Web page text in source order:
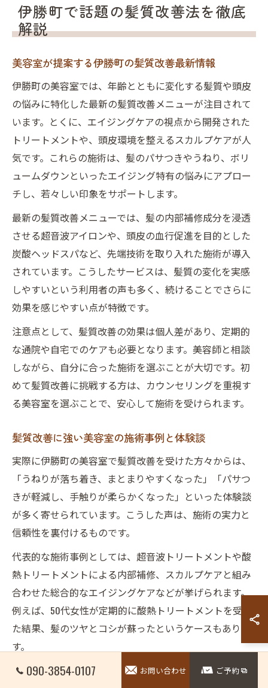
伊勝町で話題の髪質改善法を徹底
解説
美容室が提案する伊勝町の髪質改善最新情報
伊勝町の美容室では、年齢とともに変化する髪質や頭皮
の悩みに特化した最新の髪質改善メニューが注目されて
います。とくに、エイジングケアの視点から開発された
トリートメントや、頭皮環境を整えるスカルプケアが人
気です。これらの施術は、髪のパサつきやうねり、ボリ
ュームダウンといったエイジング特有の悩みにアプロー
チし、若々しい印象をサポートします。
最新の髪質改善メニューでは、髪の内部補修成分を浸透
させる超音波アイロンや、頭皮の血行促進を目的とした
炭酸ヘッドスパなど、先端技術を取り入れた施術が導入
されています。こうしたサービスは、髪質の変化を実感
しやすいという利用者の声も多く、続けることでさらに
効果を感じやすい点が特徴です。
注意点として、髪質改善の効果は個人差があり、定期的
な通院や自宅でのケアも必要となります。美容師と相談
しながら、自分に合った施術を選ぶことが大切です。初
めて髪質改善に挑戦する方は、カウンセリングを重視す
る美容室を選ぶことで、安心して施術を受けられます。
髪質改善に強い美容室の施術事例と体験談
実際に伊勝町の美容室で髪質改善を受けた方々からは、
「うねりが落ち着き、まとまりやすくなった」「パサつ
きが軽減し、手触りが柔らかくなった」といった体験談
が多く寄せられています。こうした声は、施術の実力と
信頼性を裏付けるものです。
代表的な施術事例としては、超音波トリートメントや酸
熱トリートメントによる内部補修、スカルプケアと組み
合わせた総合的なエイジングケアなどが挙げられます。
例えば、50代女性が定期的に酸熱トリートメントを受け
た結果、髪のツヤとコシが蘇ったというケースもありま
す。
成功のポイントは、施術後のホームケアを継続すること
090-3854-0107 お問い合わせ ご予約